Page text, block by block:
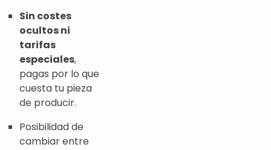
Sin costes
ocultos ni
tarifas
especiales,
pagas por lo que
cuesta tu pieza
de producir.
Posibilidad de
cambiar entre